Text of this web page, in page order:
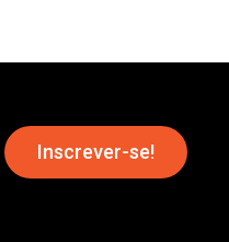
Inscrever-se!